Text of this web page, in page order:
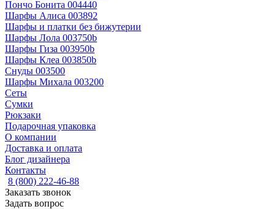
Пончо Бонита 004440
Шарфы Алиса 003892
Шарфы и платки без бижутерии
Шарфы Лола 003750b
Шарфы Гиза 003950b
Шарфы Клеа 003850b
Снуды 003500
Шарфы Михала 003200
Сеты
Сумки
Рюкзаки
Подарочная упаковка
О компании
Доставка и оплата
Блог дизайнера
Контакты
8 (800) 222-46-88
Заказать звонок
Задать вопрос